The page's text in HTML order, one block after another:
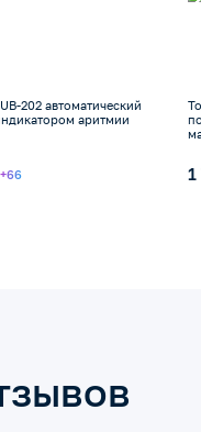
202 автоматический
аритмии
+66